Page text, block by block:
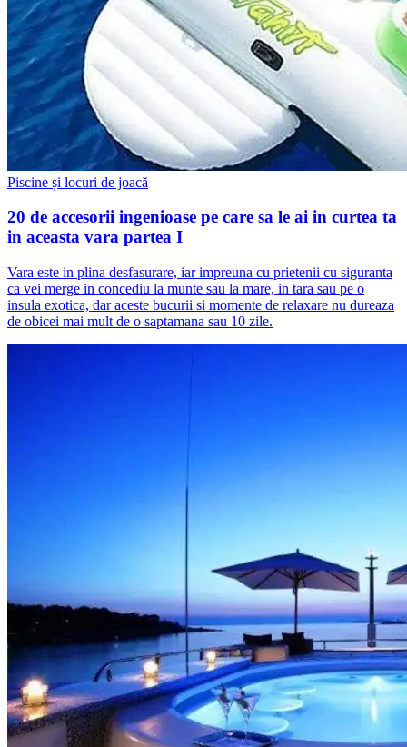
Piscine și locuri de joacă
20 de accesorii ingenioase pe care sa le ai in curtea ta
in aceasta vara partea I
Vara este in plina desfasurare, iar impreuna cu prietenii cu siguranta
ca vei merge in concediu la munte sau la mare, in tara sau pe o
insula exotica, dar aceste bucurii si momente de relaxare nu dureaza
de obicei mai mult de o saptamana sau 10 zile.